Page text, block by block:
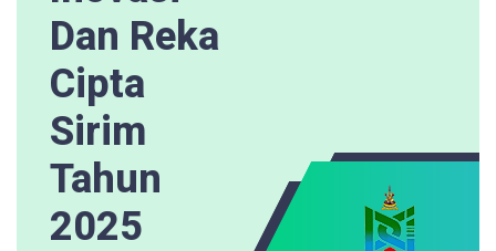
Dan Reka
Cipta
Sirim
Tahun
2025